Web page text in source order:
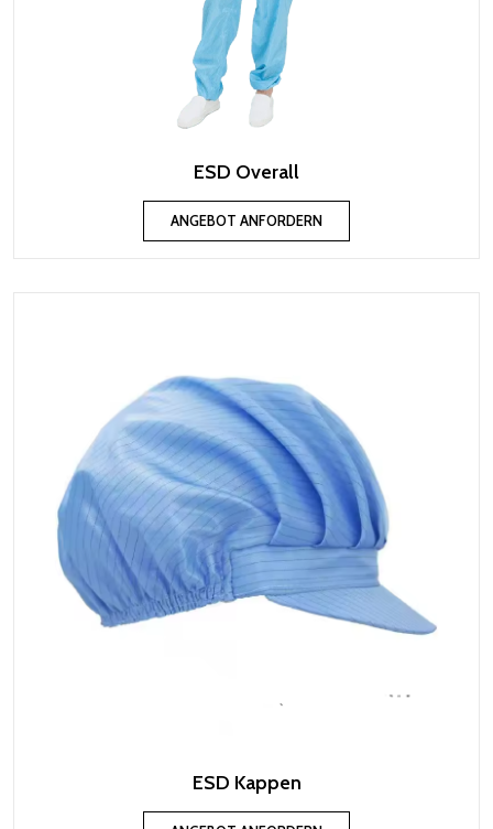
ESD Overall
ANGEBOT ANFORDERN
ESD Kappen